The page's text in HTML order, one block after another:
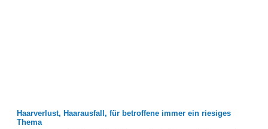
Haarverlust, Haarausfall, für betroffene immer ein riesiges
Thema